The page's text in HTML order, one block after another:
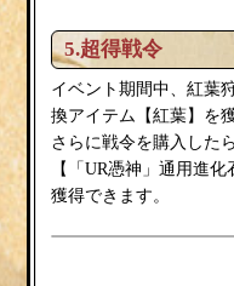
5.超得戦令
イベント期間中、紅葉
換アイテム【紅葉】を
さらに戦令を購入した
【「UR憑神」通用進
獲得できます。